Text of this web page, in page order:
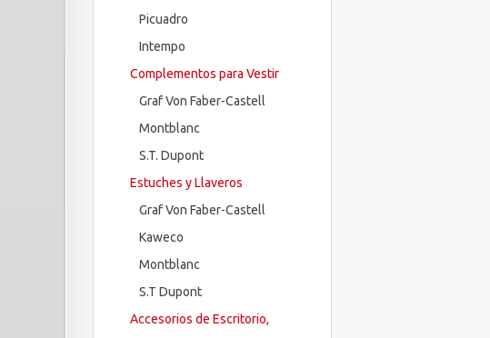
Picuadro
Intempo
Complementos para Vestir
Graf Von Faber-Castell
Montblanc
S.T. Dupont
Estuches y Llaveros
Graf Von Faber-Castell
Kaweco
Montblanc
S.T Dupont
Accesorios de Escritorio,